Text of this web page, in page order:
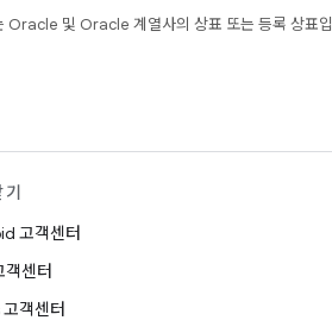
Oracle 및 Oracle 계열사의 상표 또는 등록 상표입
고객센터
객센터
객센터